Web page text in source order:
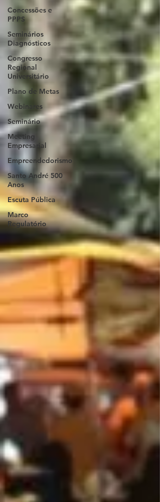
Concessões e
PPPS
Seminários
Diagnósticos
Congresso
Regional
Universitário
Plano de Metas
Webinares
Seminário
Meeting
Empresarial
Empreendedorismo
Santo André 500
Anos
Escuta Pública
Marco
Regulatório